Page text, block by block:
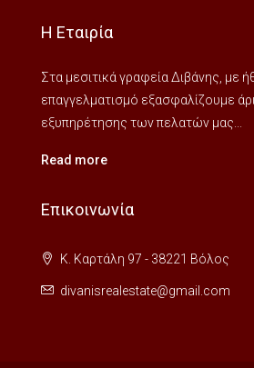
Η Εταιρία
Στα μεσιτικά γραφεία Διβάνης, με
επαγγελματισμό εξασφαλίζουμε
εξυπηρέτησης των πελατών μας...
Read more
Επικοινωνία
Κ. Καρτάλη 97 - 38221 Βόλος
divanisrealestate@gmail.com